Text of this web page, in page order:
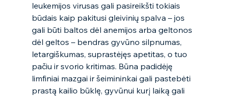
leukemijos virusas gali pasireikšti tokiais
būdais kaip pakitusi gleivinių spalva – jos
gali būti baltos dėl anemijos arba geltonos
dėl geltos – bendras gyvūno silpnumas,
letargiškumas, suprastėjęs apetitas, o tuo
pačiu ir svorio kritimas. Būna padidėję
limfiniai mazgai ir šeimininkai gali pastebėti
prastą kailio būklę, gyvūnui kurį laiką gali